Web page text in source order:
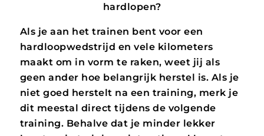
hardlopen?
Als je aan het trainen bent voor een
hardloopwedstrijd en vele kilometers
maakt om in vorm te raken, weet jij als
geen ander hoe belangrijk herstel is. Als je
niet goed herstelt na een training, merk je
dit meestal direct tijdens de volgende
training. Behalve dat je minder lekker